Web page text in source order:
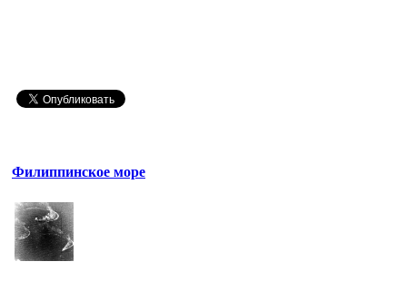
Филиппинское море